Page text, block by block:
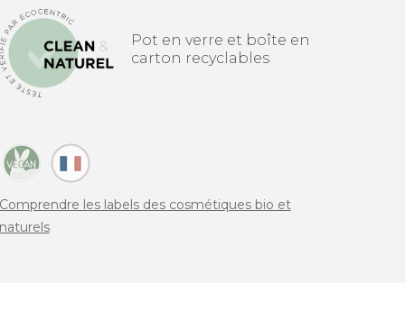
Pot en verre et boîte en
carton recyclables
les labels des cosmétiques bio et